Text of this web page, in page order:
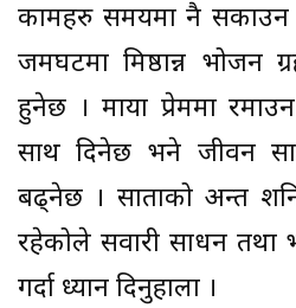
कामहरु समयमा नै सकाउन
जमघटमा मिष्ठान्न भोजन
हुनेछ । माया प्रेममा
साथ दिनेछ भने जीवन
बढ्नेछ । साताको अन्त
रहेकोले सवारी साधन तथा
गर्दा ध्यान दिनुहाला ।